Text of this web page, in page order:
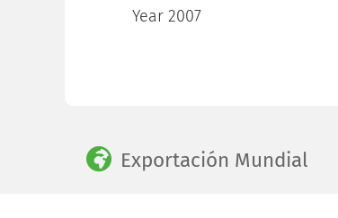
Year 2007
Exportación Mundial